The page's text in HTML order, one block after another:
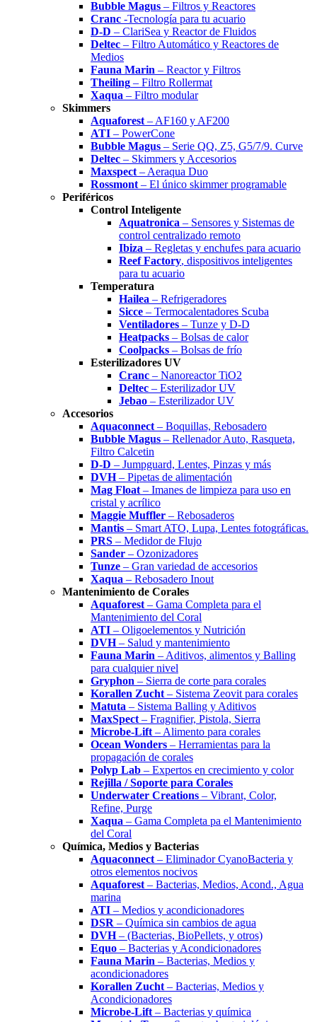
Bubble Magus – Filtros y Reactores
Cranc -Tecnología para tu acuario
D-D – ClariSea y Reactor de Fluidos
Deltec – Filtro Automático y Reactores de
Medios
Fauna Marin – Reactor y Filtros
Theiling – Filtro Rollermat
Xaqua – Filtro modular
Skimmers
Aquaforest – AF160 y AF200
ATI – PowerCone
Bubble Magus – Serie QQ, Z5, G5/7/9. Curve
Deltec – Skimmers y Accesorios
Maxspect – Aeraqua Duo
Rossmont – El único skimmer programable
Periféricos
Control Inteligente
Aquatronica – Sensores y Sistemas de
control centralizado remoto
Ibiza – Regletas y enchufes para acuario
Reef Factory, dispositivos inteligentes
para tu acuario
Temperatura
Hailea – Refrigeradores
Sicce – Termocalentadores Scuba
Ventiladores – Tunze y D-D
Heatpacks – Bolsas de calor
Coolpacks – Bolsas de frío
Esterilizadores UV
Cranc – Nanoreactor TiO2
Deltec – Esterilizador UV
Jebao – Esterilizador UV
Accesorios
Aquaconnect – Boquillas, Rebosadero
Bubble Magus – Rellenador Auto, Rasqueta,
Filtro Calcetin
D-D – Jumpguard, Lentes, Pinzas y más
DVH– Pipetas de alimentación
Mag Float – Imanes de limpieza para uso en
cristal y acrílico
Maggie Muffler – Rebosaderos
Mantis – Smart ATO, Lupa, Lentes fotográficas.
PRS – Medidor de Flujo
Sander – Ozonizadores
Tunze – Gran variedad de accesorios
Xaqua – Rebosadero Inout
Mantenimiento de Corales
Aquaforest – Gama Completa para el
Mantenimiento del Coral
ATI – Oligoelementos y Nutrición
DVH– Salud y mantenimiento
Fauna Marin – Aditivos, alimentos y Balling
para cualquier nivel
Gryphon – Sierra de corte para corales
Korallen Zucht – Sistema Zeovit para corales
Matuta – Sistema Balling y Aditivos
MaxSpect – Fragnifier, Pistola, Sierra
Microbe-Lift – Alimento para corales
Ocean Wonders – Herramientas para la
propagación de corales
Polyp Lab – Expertos en crecimiento y color
Rejilla / Soporte para Corales
Underwater Creations – Vibrant, Color,
Refine, Purge
Xaqua – Gama Completa pa el Mantenimiento
del Coral
Química, Medios y Bacterias
Aquaconnect – Eliminador CyanoBacteria y
otros elementos nocivos
Aquaforest – Bacterias, Medios, Acond., Agua
marina
ATI – Medios y acondicionadores
DSR – Química sin cambios de agua
DVH– (Bacterias, BioPellets, y otros)
Equo – Bacterias y Acondicionadores
Fauna Marin – Bacterias, Medios y
acondicionadores
Korallen Zucht – Bacterias, Medios y
Acondicionadores
Microbe-Lift – Bacterias y química